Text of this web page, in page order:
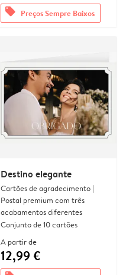
offers Preços Sempre Baixos
Destino elegante
Cartões de agradecimento |
Postal premium com três
acabamentos diferentes
Conjunto de 10 cartões
A partir de
12,99 €